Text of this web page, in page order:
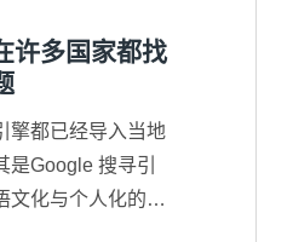
许多国家都找
擎都已经导入当地
Google 搜寻引
文化与个人化的搜